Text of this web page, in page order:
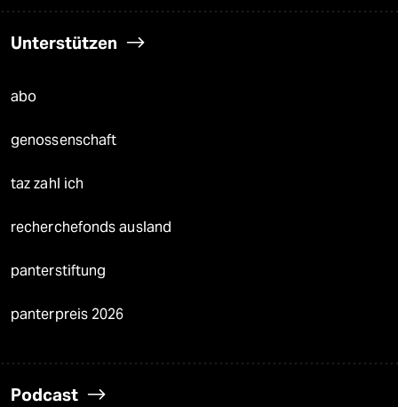
Unterstützen
abo
genossenschaft
taz zahl ich
recherchefonds ausland
panterstiftung
panterpreis 2026
Podcast